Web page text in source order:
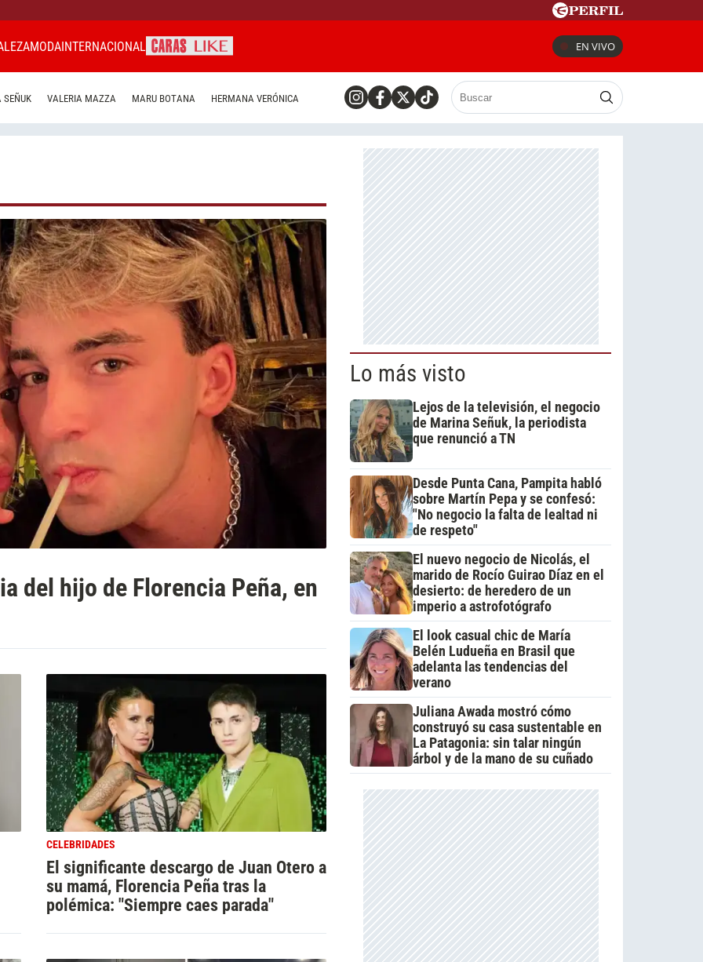
MODAINTERNACIONAL EN VIVO
VALERIA MAZZA MARU BOTANA HERMANA VERÓNICA
del hijo de Florencia Peña, en
CELEBRIDADES
El significante descargo de Juan Otero a
su mamá, Florencia Peña tras la
polémica: "Siempre caes parada"
Lo más visto
Lejos de la televisión, el negocio
de Marina Señuk, la periodista
que renunció a TN
Desde Punta Cana, Pampita habló
sobre Martín Pepa y se confesó:
"No negocio la falta de lealtad ni
de respeto"
El nuevo negocio de Nicolás, el
marido de Rocío Guirao Díaz en el
desierto: de heredero de un
imperio a astrofotógrafo
El look casual chic de María
Belén Ludueña en Brasil que
adelanta las tendencias del
verano
Juliana Awada mostró cómo
construyó su casa sustentable en
La Patagonia: sin talar ningún
árbol y de la mano de su cuñado